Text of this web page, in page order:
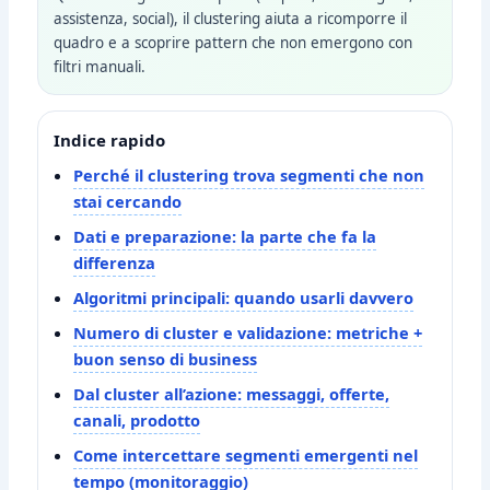
assistenza, social), il clustering aiuta a ricomporre il
quadro e a scoprire pattern che non emergono con
filtri manuali.
Indice rapido
Perché il clustering trova segmenti che non
stai cercando
Dati e preparazione: la parte che fa la
differenza
Algoritmi principali: quando usarli davvero
Numero di cluster e validazione: metriche +
buon senso di business
Dal cluster all’azione: messaggi, offerte,
canali, prodotto
Come intercettare segmenti emergenti nel
tempo (monitoraggio)